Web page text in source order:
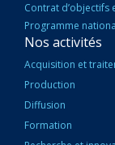
Contrat
Programme
Nos activités
Acquisition et
Production
Diffusion
Formation